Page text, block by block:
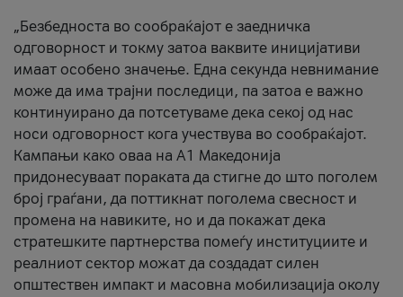
„Безбедноста во сообраќајот е заедничка
одговорност и токму затоа ваквите иницијативи
имаат особено значење. Една секунда невнимание
може да има трајни последици, па затоа е важно
континуирано да потсетуваме дека секој од нас
носи одговорност кога учествува во сообраќајот.
Кампањи како оваа на A1 Македонија
придонесуваат пораката да стигне до што поголем
број граѓани, да поттикнат поголема свесност и
промена на навиките, но и да покажат дека
стратешките партнерства помеѓу институциите и
реалниот сектор можат да создадат силен
општествен импакт и масовна мобилизација околу